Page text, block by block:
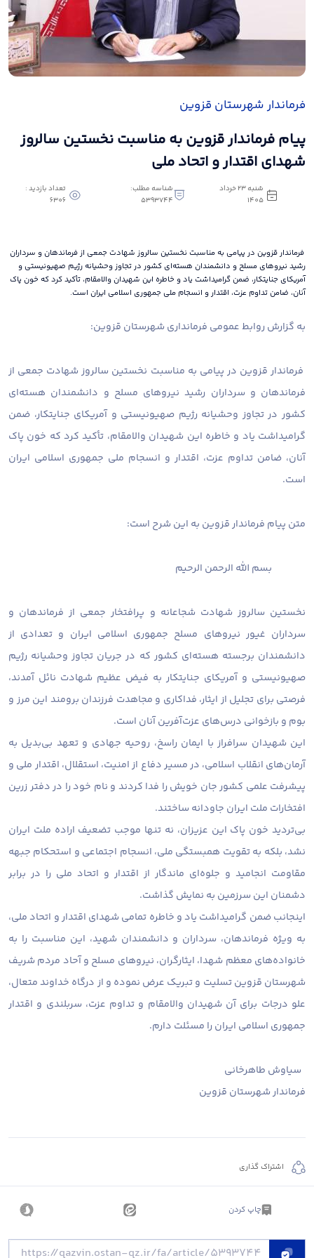
فرماندار شهرستان قزوین
پیام فرماندار قزوین به مناسبت نخستین سالروز
شهدای اقتدار و اتحاد ملی
شنبه 23 خرداد
1405
شناسه مطلب:
5393744
تعداد بازدید :
6306
فرماندار قزوین در پیامی به مناسبت نخستین سالروز شهادت جمعی از فرماندهان و سرداران
رشید نیروهای مسلح و دانشمندان هسته‌ای کشور در تجاوز وحشیانه رژیم صهیونیستی و
آمریکای جنایتکار، ضمن گرامیداشت یاد و خاطره این شهیدان والامقام، تأکید کرد که خون پاک
آنان، ضامن تداوم عزت، اقتدار و انسجام ملی جمهوری اسلامی ایران است.
به گزارش روابط عمومی فرمانداری شهرستان قزوین:
فرماندار قزوین در پیامی به مناسبت نخستین سالروز شهادت جمعی از
فرماندهان و سرداران رشید نیروهای مسلح و دانشمندان هسته‌ای
کشور در تجاوز وحشیانه رژیم صهیونیستی و آمریکای جنایتکار، ضمن
گرامیداشت یاد و خاطره این شهیدان والامقام، تأکید کرد که خون پاک
آنان، ضامن تداوم عزت، اقتدار و انسجام ملی جمهوری اسلامی ایران
است.
متن پیام فرماندار قزوین به این شرح است:
بسم الله الرحمن الرحیم
نخستین سالروز شهادت شجاعانه و پرافتخار جمعی از فرماندهان و
سرداران غیور نیروهای مسلح جمهوری اسلامی ایران و تعدادی از
دانشمندان برجسته هسته‌ای کشور که در جریان تجاوز وحشیانه رژیم
صهیونیستی و آمریکای جنایتکار به فیض عظیم شهادت نائل آمدند،
فرصتی برای تجلیل از ایثار، فداکاری و مجاهدت فرزندان برومند این مرز و
بوم و بازخوانی درس‌های عزت‌آفرین آنان است.
این شهیدان سرافراز با ایمان راسخ، روحیه جهادی و تعهد بی‌بدیل به
آرمان‌های انقلاب اسلامی، در مسیر دفاع از امنیت، استقلال، اقتدار ملی و
پیشرفت علمی کشور جان خویش را فدا کردند و نام خود را در دفتر زرین
افتخارات ملت ایران جاودانه ساختند.
بی‌تردید خون پاک این عزیزان، نه تنها موجب تضعیف اراده ملت ایران
نشد، بلکه به تقویت همبستگی ملی، انسجام اجتماعی و استحکام جبهه
مقاومت انجامید و جلوه‌ای ماندگار از اقتدار و اتحاد ملی را در برابر
دشمنان این سرزمین به نمایش گذاشت.
اینجانب ضمن گرامیداشت یاد و خاطره تمامی شهدای اقتدار و اتحاد ملی،
به ویژه فرماندهان، سرداران و دانشمندان شهید، این مناسبت را به
خانواده‌های معظم شهدا، ایثارگران، نیروهای مسلح و آحاد مردم شریف
شهرستان قزوین تسلیت و تبریک عرض نموده و از درگاه خداوند متعال،
علو درجات برای آن شهیدان والامقام و تداوم عزت، سربلندی و اقتدار
جمهوری اسلامی ایران را مسئلت دارم.
سیاوش طاهرخانی
فرماندار شهرستان قزوین
اشتراک گذاری
چاپ کردن